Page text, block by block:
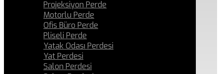
Projeksiyon Perde
Motorlu Perde
Ofis Büro Perde
Pliseli Perde
Yatak Odası Perdesi
Yat Perdesi
Salon Perdesi